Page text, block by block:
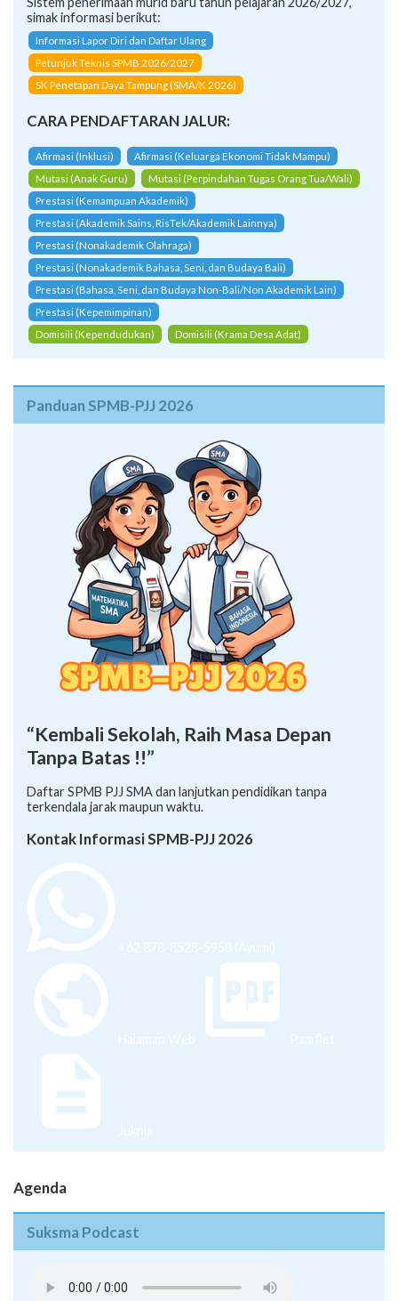
simak informasi berikut:
Informasi Lapor Diri dan Daftar Ulang
Petunjuk Teknis SPMB 2026/2027
SK Penetapan Daya Tampung (SMA/K 2026)
CARA PENDAFTARAN JALUR:
Afirmasi (Inklusi)
Afirmasi (Keluarga Ekonomi Tidak Mampu)
Mutasi (Anak Guru)
Mutasi (Perpindahan Tugas Orang Tua/Wali)
Prestasi (Kemampuan Akademik)
Prestasi (Akademik Sains, RisTek/Akademik Lainnya)
Prestasi (Nonakademik Olahraga)
Prestasi (Nonakademik Bahasa, Seni, dan Budaya Bali)
Prestasi (Bahasa, Seni, dan Budaya Non-Bali/Non Akademik Lain)
Prestasi (Kepemimpinan)
Domisili (Kependudukan)
Domisili (Krama Desa Adat)
Panduan SPMB-PJJ 2026
“Kembali Sekolah, Raih Masa Depan
Tanpa Batas !!”
Daftar SPMB PJJ SMA dan lanjutkan pendidikan tanpa
terkendala jarak maupun waktu.
Kontak Informasi SPMB-PJJ 2026
+62 878-8528-5958 (Ayumi)
Halaman Web Pamflet
Juknis
Agenda
Suksma Podcast